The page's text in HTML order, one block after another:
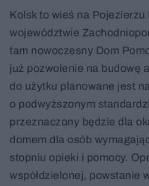
Kolsk to wieś na
województwie
tam nowoczesny Dom
już pozwolenie na budowę
do użytku planowane jest
o podwyższonym
przeznaczony będzie dla
domem dla osób
stopniu opieki i pomocy.
współdzielonej, powstanie